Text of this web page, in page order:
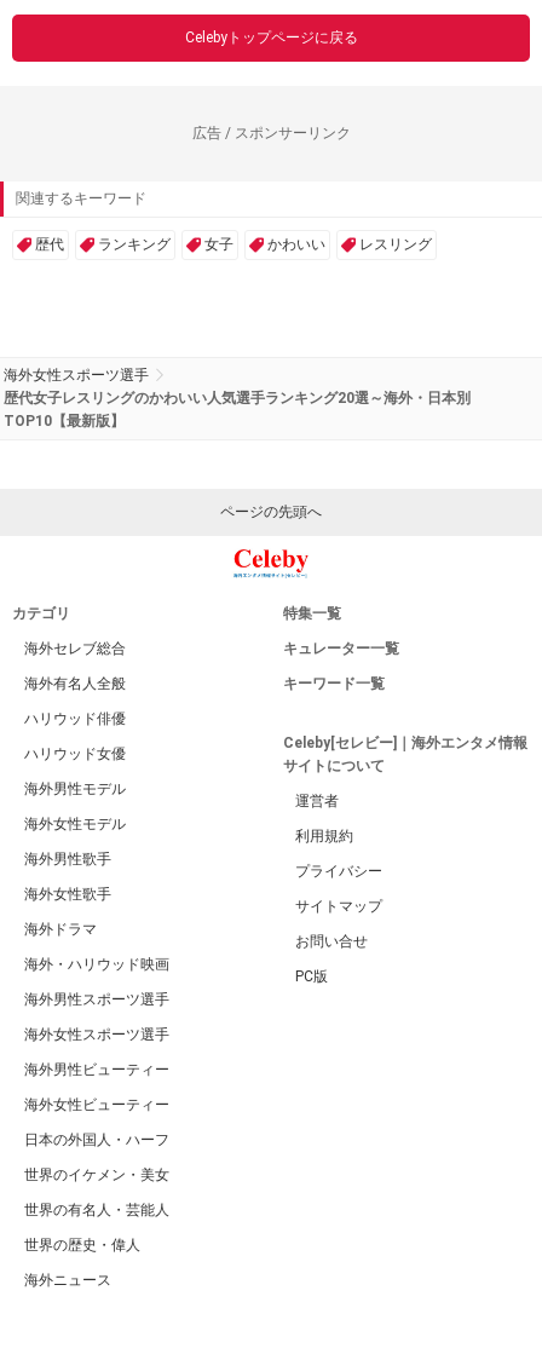
Celebyトップページに戻る
広告 / スポンサーリンク
関連するキーワード
歴代 ランキング 女子 かわいい レスリング
海外女性スポーツ選手
歴代女子レスリングのかわいい人気選手ランキング20選～海外・日本別
TOP10【最新版】
ページの先頭へ
カテゴリ
海外セレブ総合
海外有名人全般
ハリウッド俳優
ハリウッド女優
海外男性モデル
海外女性モデル
海外男性歌手
海外女性歌手
海外ドラマ
海外・ハリウッド映画
海外男性スポーツ選手
海外女性スポーツ選手
海外男性ビューティー
海外女性ビューティー
日本の外国人・ハーフ
世界のイケメン・美女
世界の有名人・芸能人
世界の歴史・偉人
海外ニュース
特集一覧
キュレーター一覧
キーワード一覧
Celeby[セレビー]｜海外エンタメ情報
サイトについて
運営者
利用規約
プライバシー
サイトマップ
お問い合せ
PC版